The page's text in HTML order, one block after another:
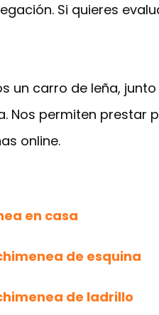
Si quieres
un carro de leña,
Nos permiten
online.
en casa
de esquina
de ladrillo